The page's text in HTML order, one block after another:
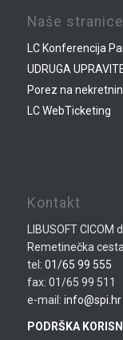
Naše stranice
LC Konferencija
UDRUGA
Porez na
LC WebTicketing
Kontakt
LIBUSOFT CICOM
Remetinečka
tel: 01/65 99 555
fax: 01/65 99 511
e-mail: info@spi.hr
PODRŠKA